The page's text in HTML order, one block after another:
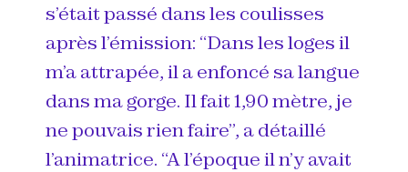
s’était passé dans les coulisses
après l’émission: “Dans les loges il
m’a attrapée, il a enfoncé sa langue
dans ma gorge. Il fait 1,90 mètre, je
ne pouvais rien faire”, a détaillé
l’animatrice. “A l’époque il n’y avait